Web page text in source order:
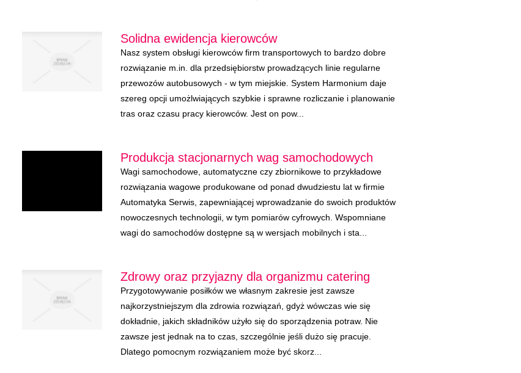
Solidna ewidencja kierowców
Nasz system obsługi kierowców firm transportowych to bardzo dobre
rozwiązanie m.in. dla przedsiębiorstw prowadzących linie regularne
przewozów autobusowych - w tym miejskie. System Harmonium daje
szereg opcji umożlwiających szybkie i sprawne rozliczanie i planowanie
tras oraz czasu pracy kierowców. Jest on pow...
Produkcja stacjonarnych wag samochodowych
Wagi samochodowe, automatyczne czy zbiornikowe to przykładowe
rozwiązania wagowe produkowane od ponad dwudziestu lat w firmie
Automatyka Serwis, zapewniającej wprowadzanie do swoich produktów
nowoczesnych technologii, w tym pomiarów cyfrowych. Wspomniane
wagi do samochodów dostępne są w wersjach mobilnych i sta...
Zdrowy oraz przyjazny dla organizmu catering
Przygotowywanie posiłków we własnym zakresie jest zawsze
najkorzystniejszym dla zdrowia rozwiązań, gdyż wówczas wie się
dokładnie, jakich składników użyło się do sporządzenia potraw. Nie
zawsze jest jednak na to czas, szczególnie jeśli dużo się pracuje.
Dlatego pomocnym rozwiązaniem może być skorz...